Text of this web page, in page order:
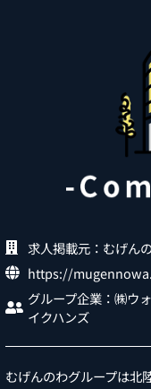
求人掲載元：むげん
https://
グループ企業：㈱ウ
イクハンズ
むげんのわグループは北